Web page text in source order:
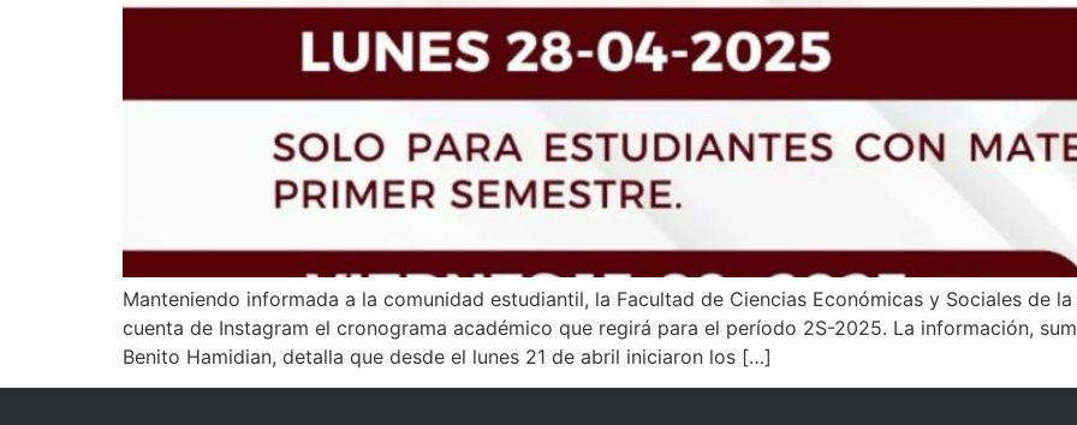
Manteniendo informada a la comunidad estudiantil, la Facultad de Ciencias Económicas y Sociales de
cuenta de Instagram el cronograma académico que regirá para el período 2S-2025. La información,
Benito Hamidian, detalla que desde el lunes 21 de abril iniciaron los […]